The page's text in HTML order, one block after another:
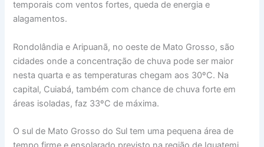
temporais com ventos fortes, queda de energia e
alagamentos.
Rondolândia e Aripuanã, no oeste de Mato Grosso, são
cidades onde a concentração de chuva pode ser maior
nesta quarta e as temperaturas chegam aos 30ºC. Na
capital, Cuiabá, também com chance de chuva forte em
áreas isoladas, faz 33ºC de máxima.
O sul de Mato Grosso do Sul tem uma pequena área de